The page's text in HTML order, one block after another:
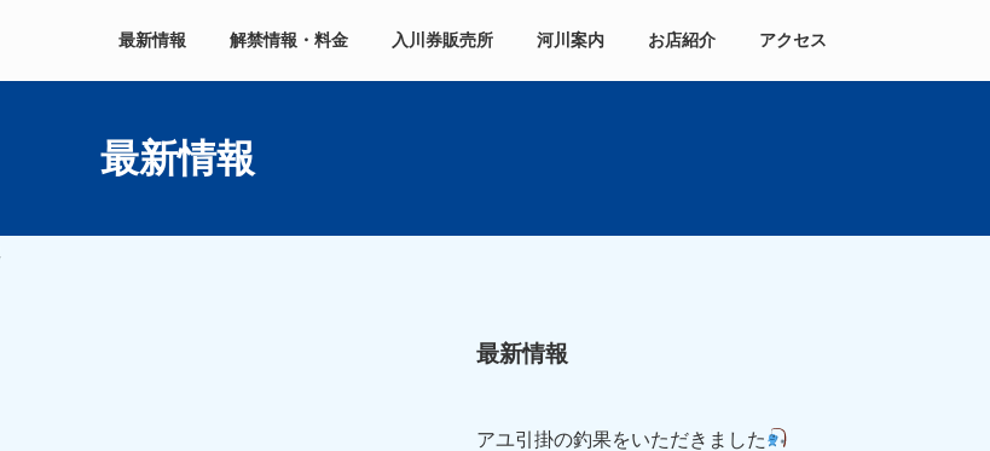
最新情報 解禁情報・料金 入川券販売所 河川案内 お店紹介 アクセス
最新情報
最新情報
アユ引掛の釣果をいただきました